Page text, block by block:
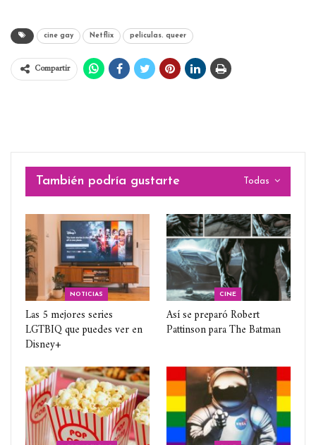
cine gay Netflix peliculas. queer
Compartir
Todas
También podría gustarte
NOTICIAS
Las 5 mejores series
LGTBIQ que puedes ver en
Disney+
CINE
Así se preparó Robert
Pattinson para The Batman